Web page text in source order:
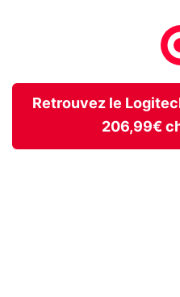
Retrouvez le
206,99€